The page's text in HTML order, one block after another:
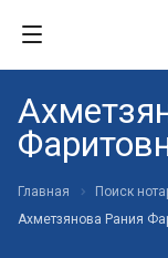
Главная Поиск
Ахметзянова Рания